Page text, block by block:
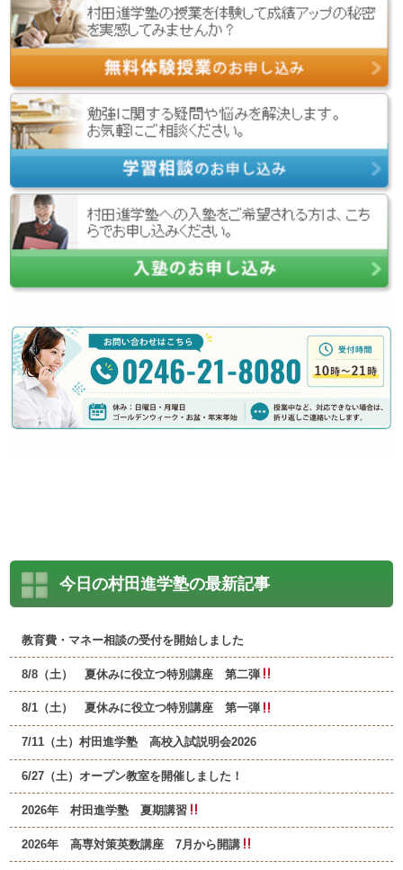
今日の村田進学塾の最新記事
教育費・マネー相談の受付を開始しました
8/8（土） 夏休みに役立つ特別講座 第二弾
8/1（土） 夏休みに役立つ特別講座 第一弾
7/11（土）村田進学塾 高校入試説明会2026
6/27（土）オープン教室を開催しました！
2026年 村田進学塾 夏期講習
2026年 高専対策英数講座 7月から開講